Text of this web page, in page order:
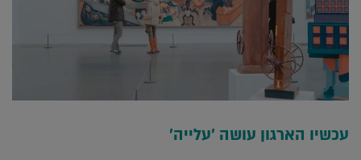
עכשיו הארגון עושה 'עלייה'